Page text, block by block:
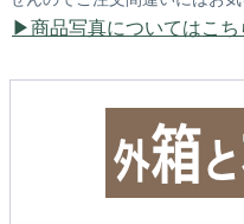
商品写真についてはこち